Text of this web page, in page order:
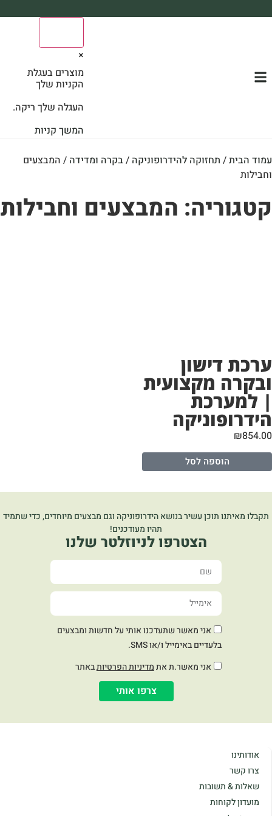
מוצרים בעגלת
הקניות שלך
העגלה שלך ריקה.
המשך קניות
הבית/תחזוקה להידרופוניקה/ בקרה ומדידה/ המבצעים
המבצעים וחבילות
דישון
מקצועית
למערכת
₪
הוספה לסל
מאיתנו תוכן עשיר בנושא הידרופוניקה וגם מבצעים מיוחדים, כדי שתמיד
תהיו מעודכנים!
הצטרפו לניוזלטר שלנו
אני מאשר שתעדכנו אותי על חדשות ומבצעים
בלעדיים באימייל ו/או SMS.
אני מאשר.ת אתמדיניות הפרטיותבאתר
צרפו אותי
אודותינו
צרו קשר
שאלות & תשובות
מועדון לקוחות